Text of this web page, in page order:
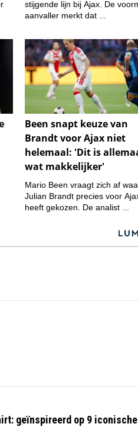
geïnspireerd op 9 iconische